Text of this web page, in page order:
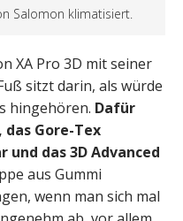
Salomon klimatisiert.
XA Pro 3D mit seiner
sitzt darin, als würde
hingehören. Dafür
Gore-Tex
das 3D Advanced
aus Gummi
wenn man sich mal